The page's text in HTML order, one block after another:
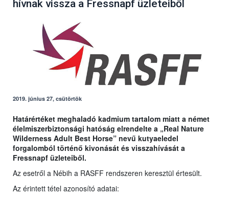
hívnak vissza a Fressnapf üzleteiből
2019. június 27, csütörtök
Határértéket meghaladó kadmium tartalom miatt a német
élelmiszerbiztonsági hatóság elrendelte a „Real Nature
Wilderness Adult Best Horse” nevű kutyaeledel
forgalomból történő kivonását és visszahívását a
Fressnapf üzleteiből.
Az esetről a Nébih a RASFF rendszeren keresztül értesült.
Az érintett tétel azonosító adatai: